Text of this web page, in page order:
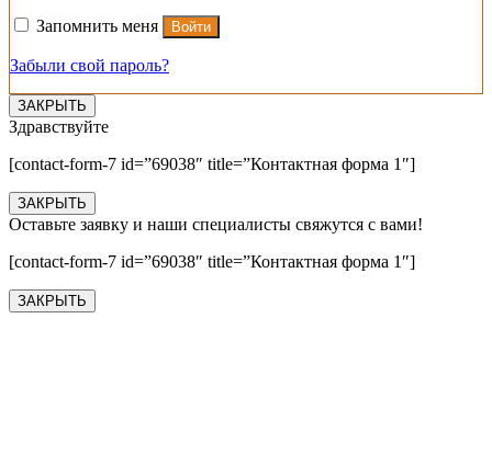
Запомнить меня Войти
Забыли свой пароль?
ЗАКРЫТЬ
Здравствуйте
[contact-form-7 id=”69038″ title=”Контактная форма 1″]
ЗАКРЫТЬ
Оставьте заявку и наши специалисты свяжутся с вами!
[contact-form-7 id=”69038″ title=”Контактная форма 1″]
ЗАКРЫТЬ